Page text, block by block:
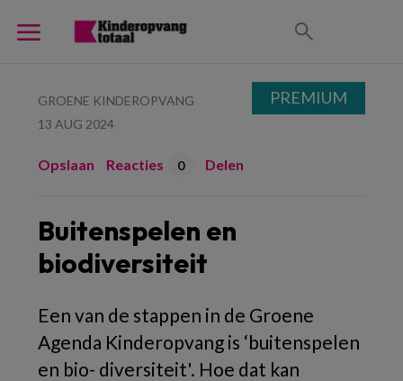
GROENE KINDEROPVANG
13 AUG 2024
Opslaan Reacties 0 Delen
Buitenspelen en
biodiversiteit
Een van de stappen in de Groene
Agenda Kinderopvang is ‘buitenspelen
en bio- diversiteit'. Hoe dat kan
PREMIUM